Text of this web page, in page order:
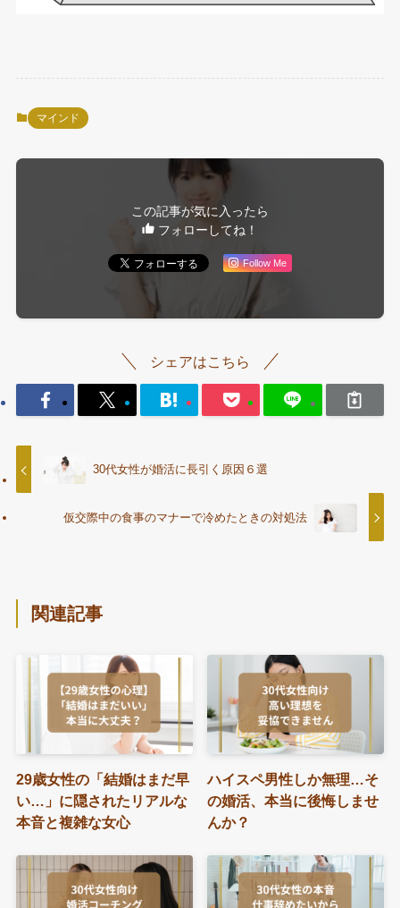
マインド
この記事が気に入ったら
フォローしてね！
Follow Me
シェアはこちら
30代女性が婚活に長引く原因６選
仮交際中の食事のマナーで冷めたときの対処法
関連記事
29歳女性の「結婚はまだ早
い…」に隠されたリアルな
本音と複雑な女心
ハイスペ男性しか無理…そ
の婚活、本当に後悔しませ
んか？